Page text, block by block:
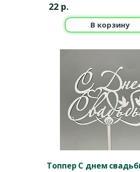
22 р.
В корзину
Топпер С днем